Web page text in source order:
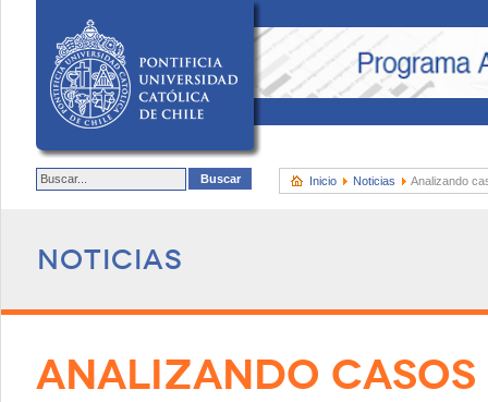
Inicio Noticias Analizando
Noticias
ANALIZANDO